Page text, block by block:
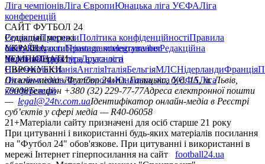
Ліга чемпіонівЛіга ЄвропиЮнацька ліга УЄФАЛіга
конференцій
САЙТ ФУТБОЛ 24
РедакціяПрогнозиПолітика конфіденційностіПравила
сайтуКонтактиПравила коментуванняРедакційна
політикаСтруктура власності
Соціальні мережі
facebookxyoutubeinstagramtelegramviber
УКРАЇНА
УкраїнаПерша лігаДруга ліга
ЧЕМПІОНАТИ
НімеччинаІспаніяАнгліяІталіяБельгіяМЛСНідерландиФранція
ЄВРОКУБКИ
Ліга чемпіонівЛіга ЄвропиЮнацька ліга УЄФАЛіга
конференцій
Онлайн-медіа «Футбол 24»пл. Галицька, буд. 15, м. Львів,
79008Телефон +380 (32) 229-77-77Адреса електронної пошти
— legal@24tv.com.uaІдентифікатор онлайн-медіа в Реєстрі
суб’єктів у сфері медіа — R40-06058
21+Матеріали сайту призначені для осіб старше 21 року
При цитуванні і використанні будь-яких матеріалів посилання
на "Футбол 24" обов'язкове. При цитуванні і використанні в
мережі Інтернет гіперпосилання на сайт
football24.ua